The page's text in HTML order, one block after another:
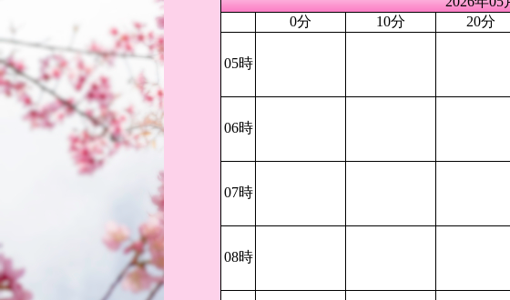
0分
10分 20分
05時
06時
07時
08時